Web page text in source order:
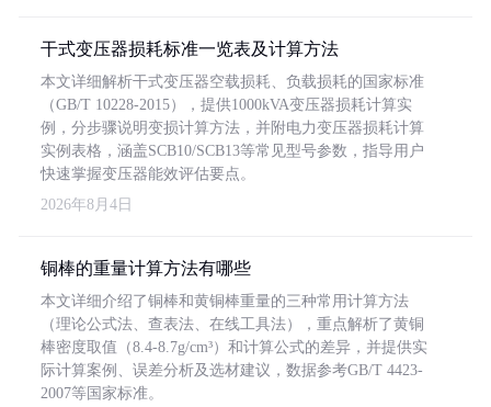
干式变压器损耗标准一览表及计算方法
本文详细解析干式变压器空载损耗、负载损耗的国家标准
（GB/T 10228-2015），提供1000kVA变压器损耗计算实
例，分步骤说明变损计算方法，并附电力变压器损耗计算
实例表格，涵盖SCB10/SCB13等常见型号参数，指导用户
快速掌握变压器能效评估要点。
2026年8月4日
铜棒的重量计算方法有哪些
本文详细介绍了铜棒和黄铜棒重量的三种常用计算方法
（理论公式法、查表法、在线工具法），重点解析了黄铜
棒密度取值（8.4-8.7g/cm³）和计算公式的差异，并提供实
际计算案例、误差分析及选材建议，数据参考GB/T 4423-
2007等国家标准。